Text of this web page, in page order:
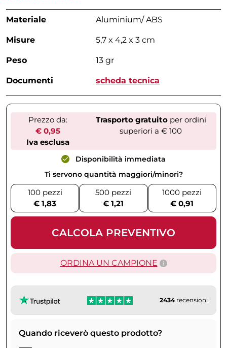
Materiale Aluminium/ ABS
Misure 5,7 x 4,2 x 3 cm
Peso 13 gr
Documenti scheda tecnica
Prezzo da:
€ 0,95
Iva esclusa
Trasporto gratuitoper ordini
superiori a € 100
Disponibilità immediata
Ti servono quantità maggiori/minori?
100 pezzi
€ 1,83
500 pezzi
€ 1,21
1000 pezzi
€ 0,91
CALCOLA PREVENTIVO
ORDINA UN CAMPIONE
2434recensioni
Quando riceverò questo prodotto?